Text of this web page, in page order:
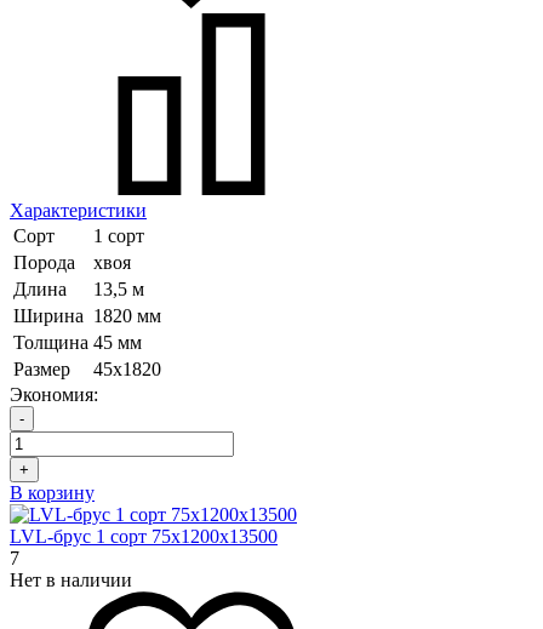
Характеристики
Сорт
1 сорт
Порода
хвоя
Длина
13,5 м
Ширина 1820 мм
Толщина 45 мм
Размер
45х1820
Экономия:
-
+
В корзину
LVL-брус 1 сорт 75х1200х13500
7
Нет в наличии